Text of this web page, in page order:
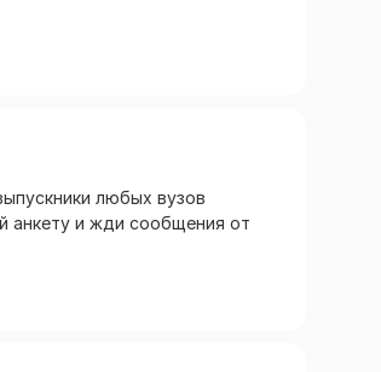
любых вузов
анкету и жди сообщения от